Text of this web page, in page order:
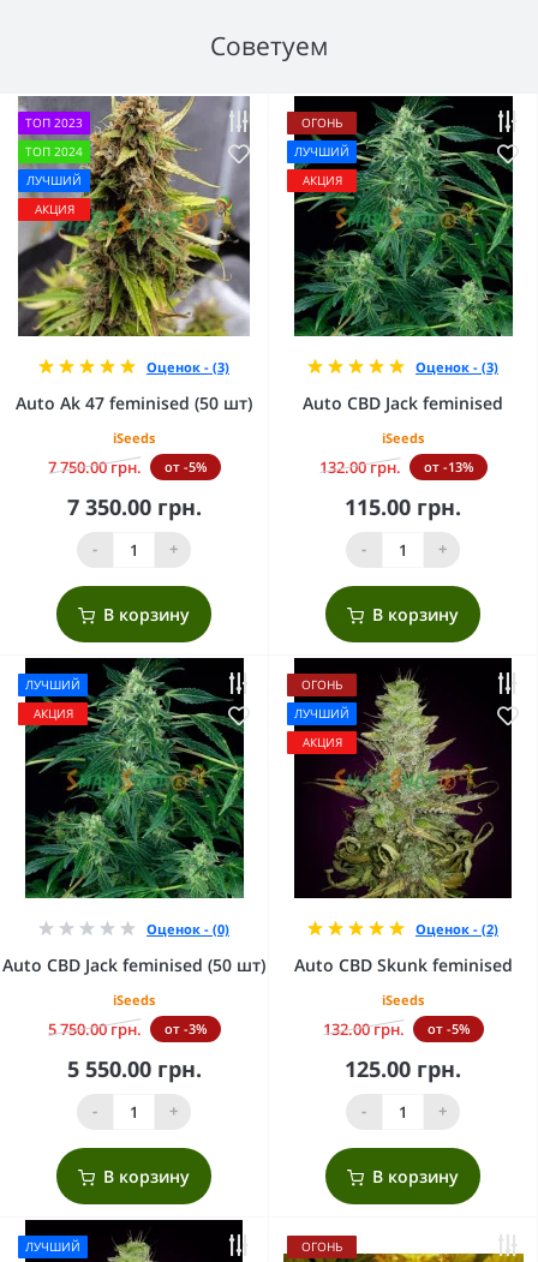
Советуем
ТОП 2023
ТОП 2024
ЛУЧШИЙ
АКЦИЯ
Оценок - (3)
Auto Ak 47 feminised (50 шт)
iSeeds
7 750.00 грн. от -5%
7 350.00 грн.
- +
В корзину
ОГОНЬ
ЛУЧШИЙ
АКЦИЯ
Оценок - (3)
Auto CBD Jack feminised
iSeeds
132.00 грн. от -13%
115.00 грн.
- +
В корзину
ЛУЧШИЙ
АКЦИЯ
Оценок - (0)
Auto CBD Jack feminised (50 шт)
iSeeds
5 750.00 грн. от -3%
5 550.00 грн.
- +
В корзину
ОГОНЬ
ЛУЧШИЙ
АКЦИЯ
Оценок - (2)
Auto CBD Skunk feminised
iSeeds
132.00 грн. от -5%
125.00 грн.
- +
В корзину
ЛУЧШИЙ
ОГОНЬ